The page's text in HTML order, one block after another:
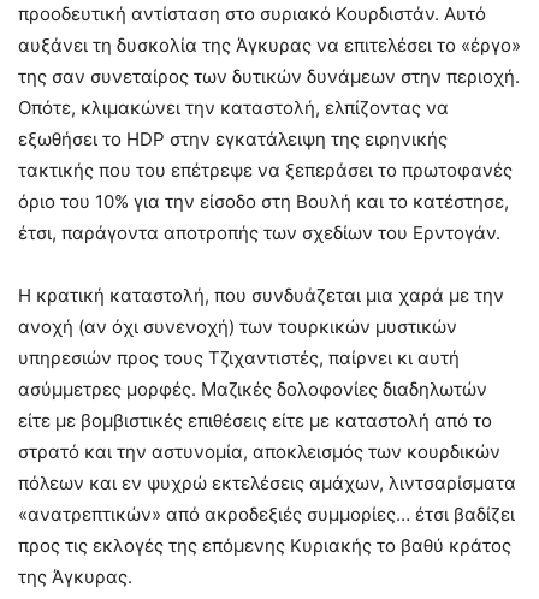
προοδευτική αντίσταση στο συριακό Κουρδιστάν. Αυτό
αυξάνει τη δυσκολία της Άγκυρας να επιτελέσει το «έργο»
της σαν συνεταίρος των δυτικών δυνάμεων στην περιοχή.
Οπότε, κλιμακώνει την καταστολή, ελπίζοντας να
εξωθήσει το HDP στην εγκατάλειψη της ειρηνικής
τακτικής που του επέτρεψε να ξεπεράσει το πρωτοφανές
όριο του 10% για την είσοδο στη Βουλή και το κατέστησε,
έτσι, παράγοντα αποτροπής των σχεδίων του Ερντογάν.
Η κρατική καταστολή, που συνδυάζεται μια χαρά με την
ανοχή (αν όχι συνενοχή) των τουρκικών μυστικών
υπηρεσιών προς τους Τζιχαντιστές, παίρνει κι αυτή
ασύμμετρες μορφές. Μαζικές δολοφονίες διαδηλωτών
είτε με βομβιστικές επιθέσεις είτε με καταστολή από το
στρατό και την αστυνομία, αποκλεισμός των κουρδικών
πόλεων και εν ψυχρώ εκτελέσεις αμάχων, λιντσαρίσματα
«ανατρεπτικών» από ακροδεξιές συμμορίες… έτσι βαδίζει
προς τις εκλογές της επόμενης Κυριακής το βαθύ κράτος
της Άγκυρας.